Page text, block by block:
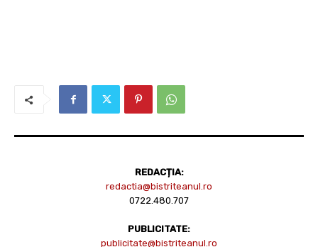
REDACȚIA:
redactia@bistriteanul.ro
0722.480.707
PUBLICITATE:
publicitate@bistriteanul.ro